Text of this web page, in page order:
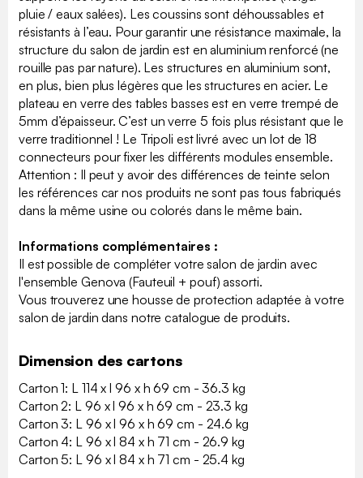
pluie / eaux salées). Les coussins sont déhoussables et
résistants à l’eau. Pour garantir une résistance maximale, la
structure du salon de jardin est en aluminium renforcé (ne
rouille pas par nature). Les structures en aluminium sont,
en plus, bien plus légères que les structures en acier. Le
plateau en verre des tables basses est en verre trempé de
5mm d’épaisseur. C’est un verre 5 fois plus résistant que le
verre traditionnel ! Le Tripoli est livré avec un lot de 18
connecteurs pour fixer les différents modules ensemble.
Attention : Il peut y avoir des différences de teinte selon
les références car nos produits ne sont pas tous fabriqués
dans la même usine ou colorés dans le même bain.
Informations complémentaires :
Il est possible de compléter votre salon de jardin avec
l'ensemble Genova (Fauteuil + pouf) assorti.
Vous trouverez une housse de protection adaptée à votre
salon de jardin dans notre catalogue de produits.
Dimension des cartons
Carton 1: L 114 x l 96 x h 69 cm - 36.3 kg
Carton 2: L 96 x l 96 x h 69 cm - 23.3 kg
Carton 3: L 96 x l 96 x h 69 cm - 24.6 kg
Carton 4: L 96 x l 84 x h 71 cm - 26.9 kg
Carton 5: L 96 x l 84 x h 71 cm - 25.4 kg